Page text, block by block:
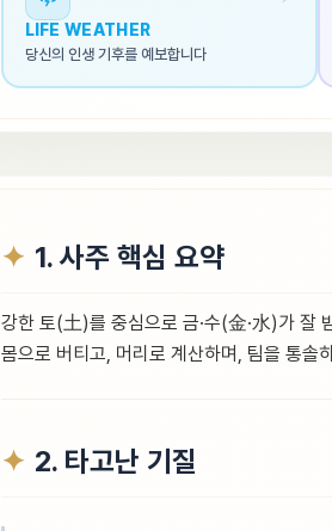
LIFE WEATHER
당신의 인생 기후를 예보합니다
1. 사주 핵심 요약
강한 토(土)를 중심으로 금·수(金·水)가 잘
몸으로 버티고, 머리로 계산하며, 팀을 통솔
2. 타고난 기질